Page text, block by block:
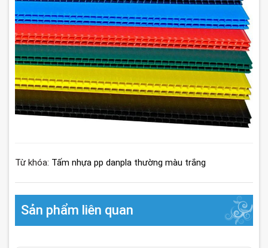
Từ khóa: Tấm nhựa pp danpla thường màu trắng
Sản phẩm liên quan